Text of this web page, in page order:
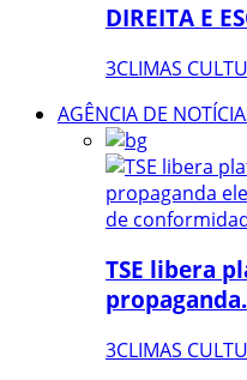
DIREITA E
3CLIMAS
AGÊNCIA DE
TSE libera
3CLIMAS